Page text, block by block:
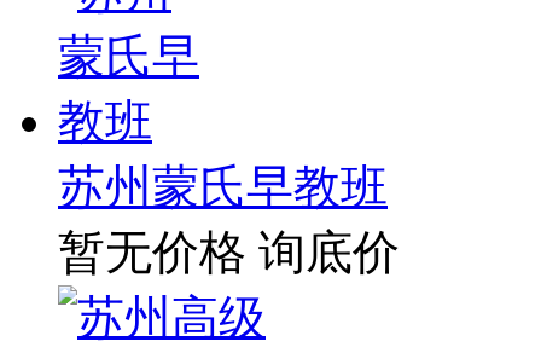
苏州蒙氏早教班
暂无价格 询底价